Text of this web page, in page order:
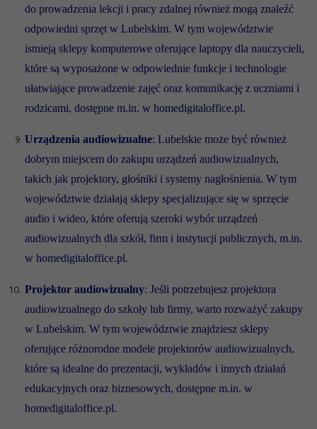
do prowadzenia lekcji i pracy zdalnej również mogą znaleźć
odpowiedni sprzęt w Lubelskim. W tym województwie
istnieją sklepy komputerowe oferujące laptopy dla nauczycieli,
które są wyposażone w odpowiednie funkcje i technologie
ułatwiające prowadzenie zajęć oraz komunikację z uczniami i
rodzicami, dostępne m.in. w homedigitaloffice.pl.
Urządzenia audiowizualne: Lubelskie może być również
dobrym miejscem do zakupu urządzeń audiowizualnych,
takich jak projektory, głośniki i systemy nagłośnienia. W tym
województwie działają sklepy specjalizujące się w sprzęcie
audio i wideo, które oferują szeroki wybór urządzeń
audiowizualnych dla szkół, firm i instytucji publicznych, m.in.
w homedigitaloffice.pl.
Projektor audiowizualny: Jeśli potrzebujesz projektora
audiowizualnego do szkoły lub firmy, warto rozważyć zakupy
w Lubelskim. W tym województwie znajdziesz sklepy
oferujące różnorodne modele projektorów audiowizualnych,
które są idealne do prezentacji, wykładów i innych działań
edukacyjnych oraz biznesowych, dostępne m.in. w
homedigitaloffice.pl.